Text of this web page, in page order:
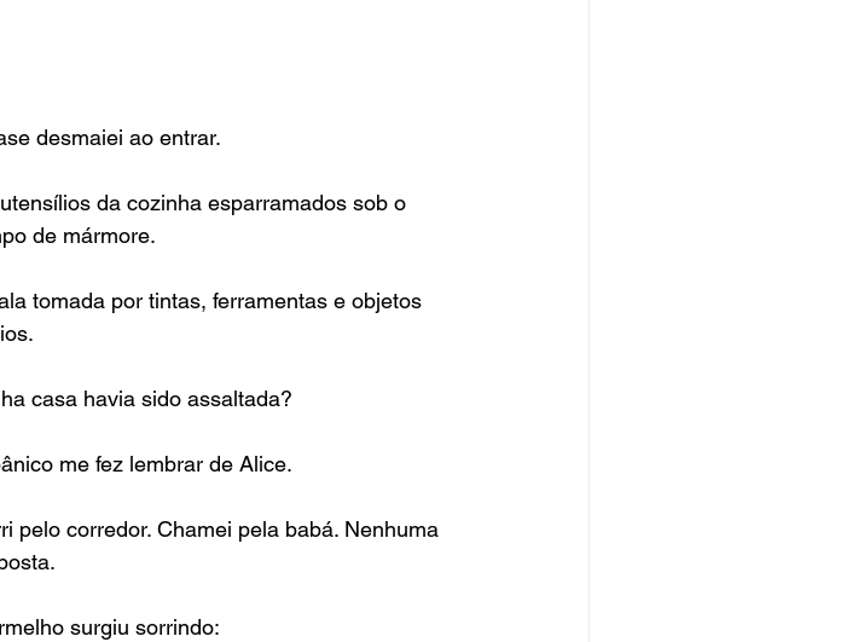
desmaiei ao entrar.
da cozinha esparramados sob o
de mármore.
tomada por tintas, ferramentas e objetos
casa havia sido assaltada?
me fez lembrar de Alice.
pelo corredor. Chamei pela babá. Nenhuma
surgiu sorrindo: